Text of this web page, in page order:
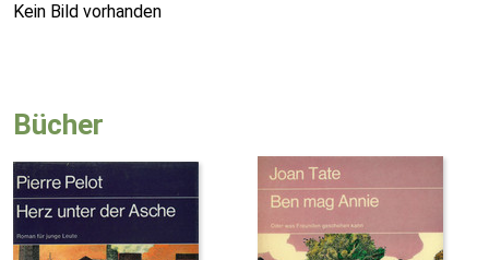
Kein Bild vorhanden
Bücher